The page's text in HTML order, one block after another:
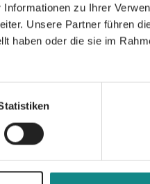
zu Ihrer
Unsere Partner führen
haben oder die sie im